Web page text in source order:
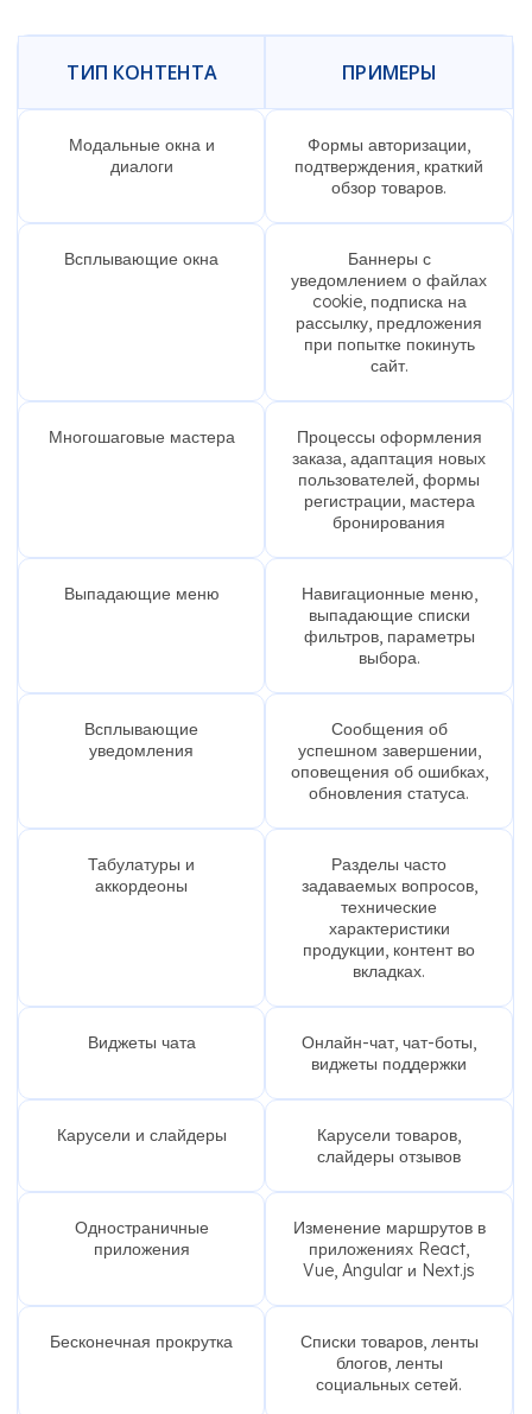
ТИП КОНТЕНТА ПРИМЕРЫ
Модальные окна и
диалоги
Формы авторизации,
подтверждения, краткий
обзор товаров.
Всплывающие окна
Баннеры с
уведомлением о файлах
cookie, подписка на
рассылку, предложения
при попытке покинуть
сайт.
Многошаговые мастера
Процессы оформления
заказа, адаптация новых
пользователей, формы
регистрации, мастера
бронирования
Выпадающие меню
Навигационные меню,
выпадающие списки
фильтров, параметры
выбора.
Всплывающие
уведомления
Сообщения об
успешном завершении,
оповещения об ошибках,
обновления статуса.
Табулатуры и
аккордеоны
Разделы часто
задаваемых вопросов,
технические
характеристики
продукции, контент во
вкладках.
Виджеты чата
Онлайн-чат, чат-боты,
виджеты поддержки
Карусели и слайдеры
Карусели товаров,
слайдеры отзывов
Одностраничные
приложения
Изменение маршрутов в
приложениях React,
Vue, Angular и Next.js
Бесконечная прокрутка
Списки товаров, ленты
блогов, ленты
социальных сетей.